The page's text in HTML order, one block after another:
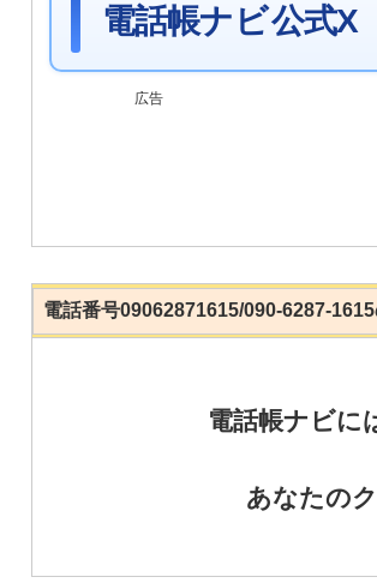
電話帳ナビ 公式X
広告
電話番号09062871615/090-6287-
電話帳ナビに
あなたの